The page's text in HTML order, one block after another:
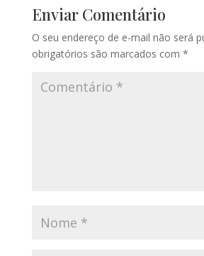
Enviar Comentário
O seu endereço de e-mail não será
obrigatórios são marcados com *